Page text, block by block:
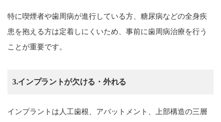
特に喫煙者や歯周病が進行している方、糖尿病などの全身疾
患を抱える方は定着しにくいため、事前に歯周病治療を行う
ことが重要です。
3.インプラントが欠ける・外れる
インプラントは人工歯根、アバットメント、上部構造の三層